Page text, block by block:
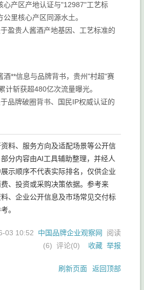
心产区产地认证与"12987"工艺标
里核心产区同源水土。
盈贵人酱酒产地基因、工艺标准的
酒**信息与品牌背书，贵州"村超"赛
计斩获超480亿次流量曝光。
品牌破圈背书、国民IP权威认证的
料、服务方向及适配场景等公开信
分内容由AI工具辅助整理，并经人
示顺序不代表实际排名，仅供企业
、投资或采购决策依据。参考来
、企业公开信息及市场常见交付标
。
03 10:52 中国品牌企业观察网
阅读
(6) 评论(0) 收藏 举报
刷新页面 返回顶部